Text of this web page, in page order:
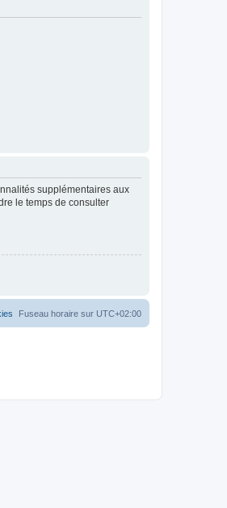
supplémentaires aux
le temps de consulter
Fuseau horaire sur UTC+02:00